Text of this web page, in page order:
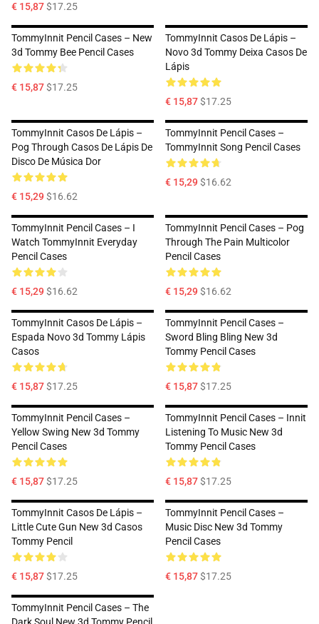
€ 15,87$17.25
TommyInnit Pencil Cases – New
3d Tommy Bee Pencil Cases
€ 15,87$17.25
TommyInnit Casos De Lápis –
Novo 3d Tommy Deixa Casos De
Lápis
€ 15,87$17.25
TommyInnit Casos De Lápis –
Pog Through Casos De Lápis De
Disco De Música Dor
€ 15,29$16.62
TommyInnit Pencil Cases –
TommyInnit Song Pencil Cases
€ 15,29$16.62
TommyInnit Pencil Cases – I
Watch TommyInnit Everyday
Pencil Cases
€ 15,29$16.62
TommyInnit Pencil Cases – Pog
Through The Pain Multicolor
Pencil Cases
€ 15,29$16.62
TommyInnit Casos De Lápis –
Espada Novo 3d Tommy Lápis
Casos
€ 15,87$17.25
TommyInnit Pencil Cases –
Sword Bling Bling New 3d
Tommy Pencil Cases
€ 15,87$17.25
TommyInnit Pencil Cases –
Yellow Swing New 3d Tommy
Pencil Cases
€ 15,87$17.25
TommyInnit Pencil Cases – Innit
Listening To Music New 3d
Tommy Pencil Cases
€ 15,87$17.25
TommyInnit Casos De Lápis –
Little Cute Gun New 3d Casos
Tommy Pencil
€ 15,87$17.25
TommyInnit Pencil Cases –
Music Disc New 3d Tommy
Pencil Cases
€ 15,87$17.25
TommyInnit Pencil Cases – The